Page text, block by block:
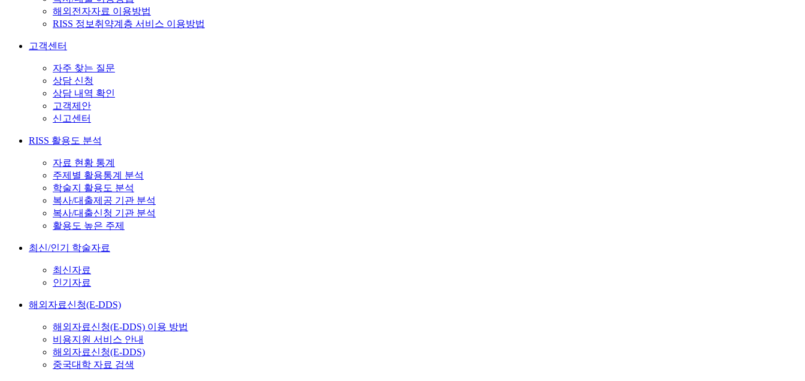
해외전자자료 이용방법
RISS 정보취약계층 서비스 이용방법
고객센터
자주 찾는 질문
상담 신청
상담 내역 확인
고객제안
신고센터
RISS 활용도 분석
자료 현황 통계
주제별 활용통계 분석
학술지 활용도 분석
복사/대출제공 기관 분석
복사/대출신청 기관 분석
활용도 높은 주제
최신/인기 학술자료
최신자료
인기자료
해외자료신청(E-DDS)
해외자료신청(E-DDS) 이용 방법
비용지원 서비스 안내
해외자료신청(E-DDS)
중국대학 자료 검색